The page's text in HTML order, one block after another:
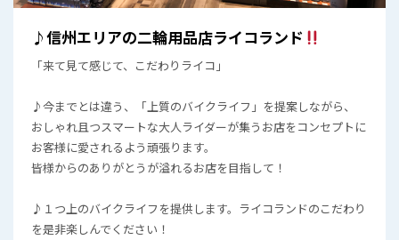
♪信州エリアの二輪用品店ライコランド
「来て見て感じて、こだわりライコ」
♪今までとは違う、「上質のバイクライフ」を提案しながら、
おしゃれ且つスマートな大人ライダーが集うお店をコンセプトに
お客様に愛されるよう頑張ります。
皆様からのありがとうが溢れるお店を目指して！
♪１つ上のバイクライフを提供します。ライコランドのこだわり
を是非楽しんでください！